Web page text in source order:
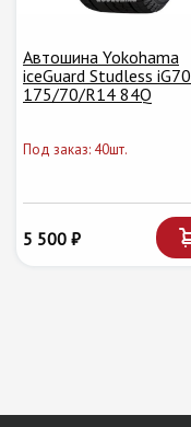
Автошина Yokohama
iceGuard Studless iG70
175/70/R14 84Q
Под заказ: 40шт.
5 500 ₽